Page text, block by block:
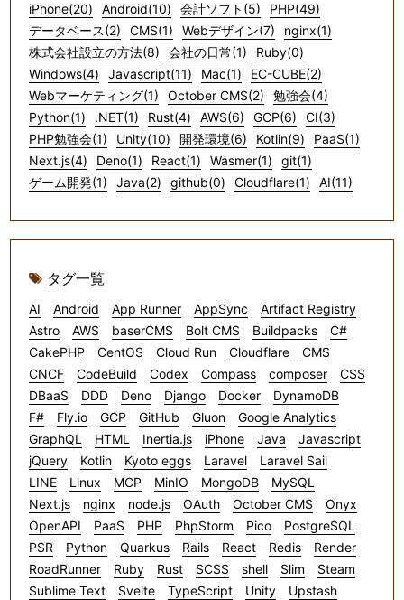
iPhone(20) Android(10) 会計ソフト(5)
PHP(49)
データベース(2)
CMS(1) Webデザイン(7)
nginx(1)
株式会社設立の方法(8)
会社の日常(1)
Ruby(0)
Windows(4)
Javascript(11) Mac(1)
EC-CUBE(2)
Webマーケティング(1)
October CMS(2)
勉強会(4)
Python(1)
.NET(1) Rust(4) AWS(6) GCP(6)
CI(3)
PHP勉強会(1)
Unity(10) 開発環境(6) Kotlin(9)
PaaS(1)
Next.js(4)
Deno(1) React(1) Wasmer(1)
git(1)
ゲーム開発(1)
Java(2) github(0) Cloudflare(1) AI(11)
タグ一覧
AI Android App Runner AppSync
Artifact Registry
Astro
AWS baserCMS Bolt CMS Buildpacks
C#
CakePHP
CentOS Cloud Run Cloudflare
CMS
CNCF
CodeBuild Codex Compass composer
CSS
DBaaS
DDD Deno Django Docker
DynamoDB
F#
Fly.io GCP GitHub Gluon
Google Analytics
GraphQL
HTML Inertia.js iPhone Java
Javascript
jQuery
Kotlin Kyoto eggs Laravel
Laravel Sail
LINE
Linux MCP MinIO MongoDB
MySQL
Next.js
nginx node.js OAuth October CMS
Onyx
OpenAPI
PaaS PHP PhpStorm Pico
PostgreSQL
PSR
Python Quarkus Rails React Redis
Render
RoadRunner
Ruby Rust SCSS shell Slim
Steam
Sublime Text
Svelte TypeScript Unity
Upstash